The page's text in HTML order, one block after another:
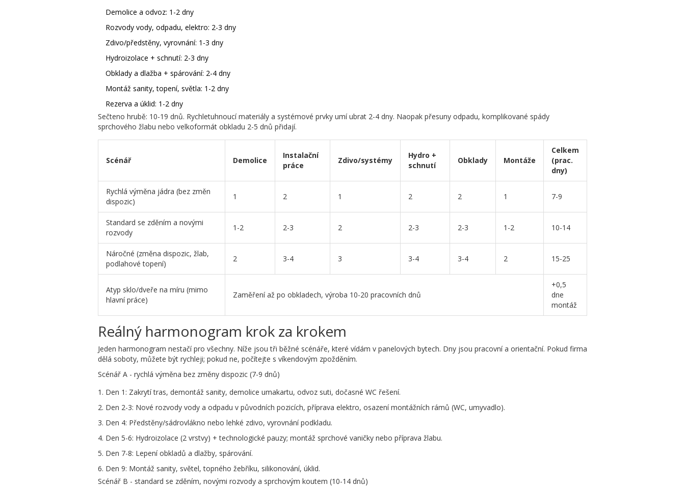
Demolice a odvoz: 1-2 dny
Rozvody vody, odpadu, elektro: 2-3 dny
Zdivo/předstěny, vyrovnání: 1-3 dny
Hydroizolace + schnutí: 2-3 dny
Obklady a dlažba + spárování: 2-4 dny
Montáž sanity, topení, světla: 1-2 dny
Rezerva a úklid: 1-2 dny
Sečteno hrubě: 10-19 dnů. Rychletuhnoucí materiály a systémové prvky umí ubrat 2-4 dny. Naopak přesuny odpadu, komplikované spády
sprchového žlabu nebo velkoformát obkladu 2-5 dnů přidají.
Scénář Demolice
Instalační
práce
Zdivo/systémy
Hydro +
schnutí
Obklady Montáže
Celkem
(prac.
dny)
Rychlá výměna jádra (bez změn
dispozic)
1 2 1 2 2 1 7-9
Standard se zděním a novými
rozvody
1-2 2-3 2 2-3 2-3 1-2 10-14
Náročné (změna dispozic, žlab,
podlahové topení)
2 3-4 3 3-4 3-4 2 15-25
Atyp sklo/dveře na míru (mimo
hlavní práce)
Zaměření až po obkladech, výroba 10-20 pracovních dnů
+0,5
dne
montáž
Reálný harmonogram krok za krokem
Jeden harmonogram nestačí pro všechny. Níže jsou tři běžné scénáře, které vídám v panelových bytech. Dny jsou pracovní a orientační. Pokud firma
dělá soboty, můžete být rychleji; pokud ne, počítejte s víkendovým zpožděním.
Scénář A - rychlá výměna bez změny dispozic (7-9 dnů)
Den 1: Zakrytí tras, demontáž sanity, demolice umakartu, odvoz suti, dočasné WC řešení.
Den 2-3: Nové rozvody vody a odpadu v původních pozicích, příprava elektro, osazení montážních rámů (WC, umyvadlo).
Den 4: Předstěny/sádrovlákno nebo lehké zdivo, vyrovnání podkladu.
Den 5-6: Hydroizolace (2 vrstvy) + technologické pauzy; montáž sprchové vaničky nebo příprava žlabu.
Den 7-8: Lepení obkladů a dlažby, spárování.
Den 9: Montáž sanity, světel, topného žebříku, silikonování, úklid.
Scénář B - standard se zděním, novými rozvody a sprchovým koutem (10-14 dnů)